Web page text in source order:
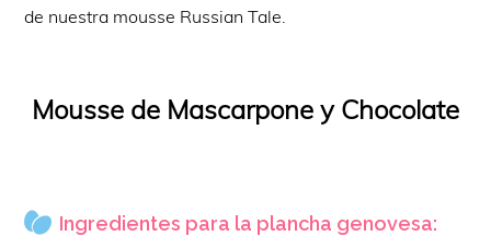
de nuestra mousse Russian Tale.
Mousse de Mascarpone y Chocolate
Ingredientes para la plancha genovesa: